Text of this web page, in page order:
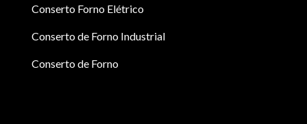
Conserto Forno Elétrico
Conserto de Forno Industrial
Conserto de Forno